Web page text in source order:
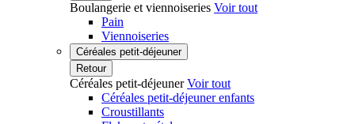
Boulangerie et viennoiseries Voir tout
Pain
Viennoiseries
Céréales petit-déjeuner
Retour
Céréales petit-déjeunerVoir tout
Céréales petit-déjeuner enfants
Croustillants